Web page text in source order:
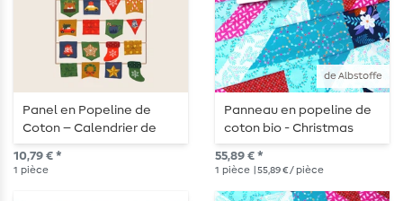
Panel en Popeline de
Coton – Calendrier de
l'Avent Multicolore
10,79 € *
1 pièce
de Albstoffe
Panneau en popeline de
coton bio - Christmas
Cheater Quilt
55,89 € *
1 pièce | 55,89 € / pièce